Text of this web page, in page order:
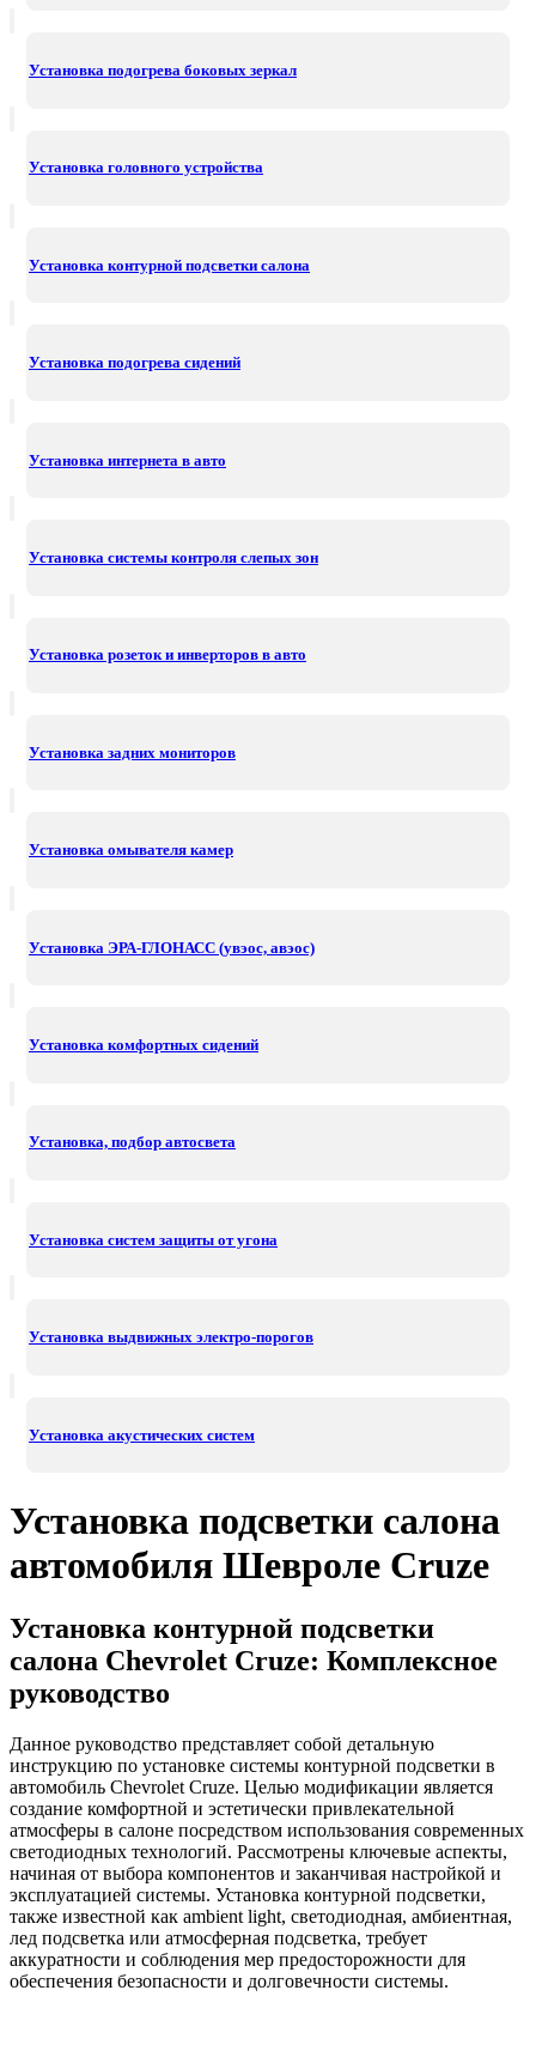
Установка подогрева боковых зеркал
Установка головного устройства
Установка контурной подсветки салона
Установка подогрева сидений
Установка интернета в авто
Установка системы контроля слепых зон
Установка розеток и инверторов в авто
Установка задних мониторов
Установка омывателя камер
Установка ЭРА-ГЛОНАСС (увэос, авэос)
Установка комфортных сидений
Установка, подбор автосвета
Установка систем защиты от угона
Установка выдвижных электро-порогов
Установка акустических систем
Установка подсветки салона
автомобиля Шевроле Cruze
Установка контурной подсветки
салона Chevrolet Cruze: Комплексное
руководство
Данное руководство представляет собой детальную
инструкцию по установке системы контурной подсветки в
автомобиль Chevrolet Cruze. Целью модификации является
создание комфортной и эстетически привлекательной
атмосферы в салоне посредством использования современных
светодиодных технологий. Рассмотрены ключевые аспекты,
начиная от выбора компонентов и заканчивая настройкой и
эксплуатацией системы. Установка контурной подсветки,
также известной как ambient light, светодиодная, амбиентная,
лед подсветка или атмосферная подсветка, требует
аккуратности и соблюдения мер предосторожности для
обеспечения безопасности и долговечности системы.